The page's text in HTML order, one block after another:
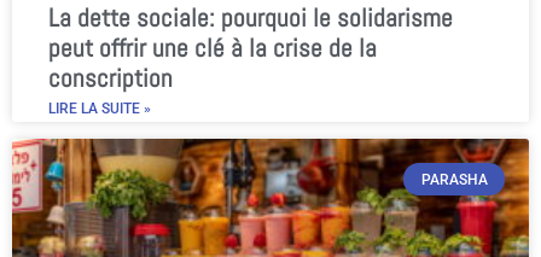
La dette sociale: pourquoi le solidarisme
peut offrir une clé à la crise de la
conscription
LIRE LA SUITE »
PARASHA